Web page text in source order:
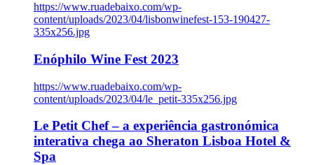
https://www.ruadebaixo.com/wp-
content/uploads/2023/04/lisbonwinefest-153-190427-
335x256.jpg
Enóphilo Wine Fest 2023
https://www.ruadebaixo.com/wp-
content/uploads/2023/04/le_petit-335x256.jpg
Le Petit Chef – a experiência gastronómica
interativa chega ao Sheraton Lisboa Hotel &
Spa